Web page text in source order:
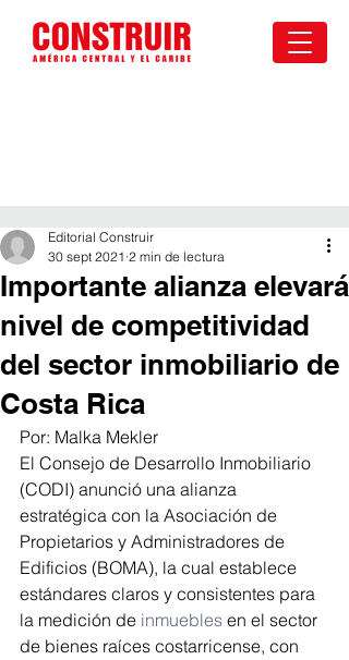
Importante alianza elevará
nivel de competitividad
del sector inmobiliario de
Costa Rica
Editorial Construir
30 sept 2021 2 min de lectura
Por: Malka Mekler
El Consejo de Desarrollo Inmobiliario
(CODI) anunció una alianza
estratégica con la Asociación de
Propietarios y Administradores de
Edificios (BOMA), la cual establece
estándares claros y consistentes para
la medición de inmuebles en el sector
de bienes raíces costarricense, con